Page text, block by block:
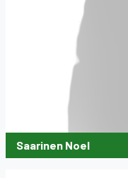
Saarinen Noel